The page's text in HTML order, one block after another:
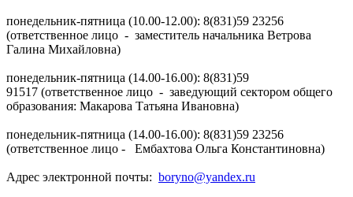
понедельник-пятница (10.00-12.00): 8(831)59 23256
(ответственное лицо - заместитель начальника Ветрова
Галина Михайловна)
понедельник-пятница (14.00-16.00): 8(831)59
91517 (ответственное лицо - заведующий сектором общего
образования: Макарова Татьяна Ивановна)
понедельник-пятница (14.00-16.00): 8(831)59 23256
(ответственное лицо - Ембахтова Ольга Константиновна)
Адрес электронной почты: boryno@yandex.ru